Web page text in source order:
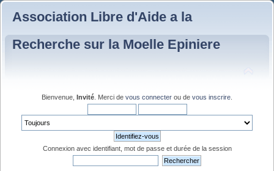
Association Libre d'Aide a la
Recherche sur la Moelle Epiniere
Bienvenue, Invité . Merci de vous connecter ou de vous inscrire
Connexion avec identifiant, mot de passe et durée de la session